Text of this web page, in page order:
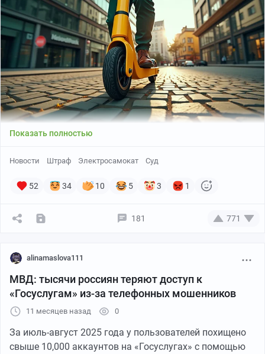
Выплачивать будут только в тех случаях, где
действительно не было другого выхода. Просто «не
хочу ждать» не сработает.
Станет ли медицина реально доступнее в регионах?
Или список документов для возврата превзойдет
даже гонку за субсидиями на капремонт?
Показать полностью
Новости Штраф Электросамокат Суд
52 34 10 5 3 1
181 771
alinamaslova111
МВД: тысячи россиян теряют доступ к
«Госуслугам» из-за телефонных мошенников
11 месяцев назад 0
За июль-август 2025 года у пользователей похищено
свыше 10,000 аккаунтов на «Госуслугах» с помощью